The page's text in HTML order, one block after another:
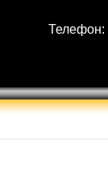
Телефон: